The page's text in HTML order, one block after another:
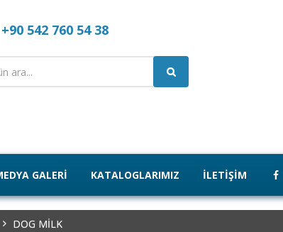
+90 542 760 54 38
GALERI KATALOGLARIMIZ İLETIŞIM
DOG MİLK